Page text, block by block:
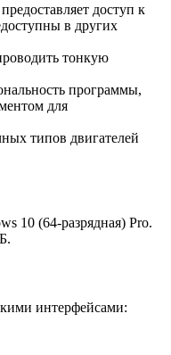
доступ к
в других
тонкую
программы,
для
типов двигателей
10 (64-разрядная) Pro.
интерфейсами: